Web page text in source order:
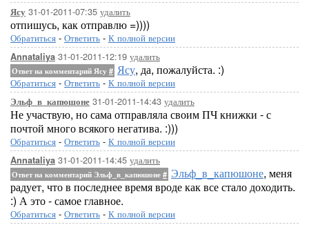
Ясу 31-01-2011-07:35 удалить
отпишусь, как отправлю =))))
Обратиться - Ответить - К полной версии
Annataliya 31-01-2011-12:19 удалить
Ответ на комментарий Ясу # Ясу, да, пожалуйста. :)
Обратиться - Ответить - К полной версии
Эльф_в_капюшоне 31-01-2011-14:43 удалить
Не участвую, но сама отправляла своим ПЧ книжки - с
почтой много всякого негатива. :)))
Обратиться - Ответить - К полной версии
Annataliya 31-01-2011-14:45 удалить
Ответ на комментарий Эльф_в_капюшоне # Эльф_в_капюшоне, меня
радует, что в последнее время вроде как все стало доходить.
:) А это - самое главное.
Обратиться - Ответить - К полной версии